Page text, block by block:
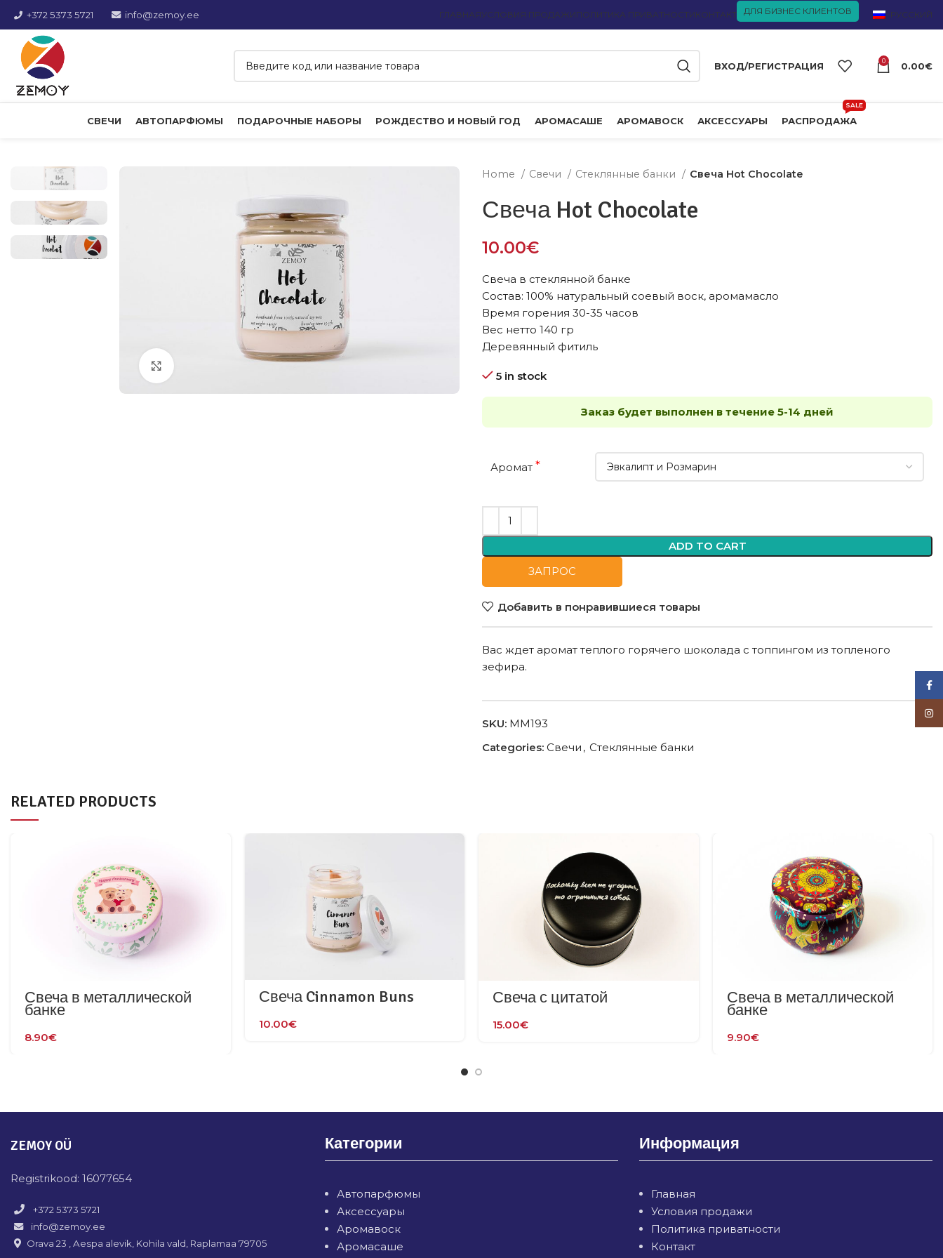
+372 5373 5721 info@zemoy.ee ГЛАВНАЯУСЛОВИЯ ПРОДАЖИПОЛИТИКА ПРИВАТНОСТИКОНТАКТ ДЛЯ БИЗНЕС КЛИЕНТОВ РУССКИЙ
ВХОД/РЕГИСТРАЦИЯ 0 0.00€
СВЕЧИ АВТОПАРФЮМЫ ПОДАРОЧНЫЕ НАБОРЫ РОЖДЕСТВО И НОВЫЙ ГОД АРОМАСАШЕ АРОМАВОСК АКСЕССУАРЫ РАСПРОДАЖА
SALE
Home Свечи Стеклянные банки Свеча Hot Chocolate
Свеча Hot Chocolate
10.00€
Свеча в стеклянной банке
Состав: 100% натуральный соевый воск, аромамасло
Время горения 30-35 часов
Вес нетто 140 гр
Деревянный фитиль
5 in stock
Заказ будет выполнен в течение 5-14 дней
Аромат *
ADD TO CART
ЗАПРОС
Добавить в понравившиеся товары
Вас ждет аромат теплого горячего шоколада с топпингом из топленого
зефира.
SKU: MM193
Categories: Свечи , Стеклянные банки
RELATED PRODUCTS
Свеча в металлической
банке
8.90€
Свеча Cinnamon Buns
10.00€
Свеча с цитатой
15.00€
Свеча в металлической
банке
9.90€
ZEMOY OÜ
Registrikood: 16077654
+372 5373 5721
info@zemoy.ee
Orava 23 , Aespa alevik, Kohila vald, Raplamaa 79705
Категории
Автопарфюмы
Аксессуары
Аромавоск
Аромасаше
Информация
Главная
Условия продажи
Политика приватности
Контакт